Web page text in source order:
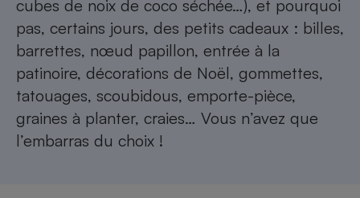
cubes de noix de coco séchée…), et pourquoi
pas, certains jours, des petits cadeaux : billes,
barrettes, nœud papillon, entrée à la
patinoire, décorations de Noël, gommettes,
tatouages, scoubidous, emporte-pièce,
graines à planter, craies… Vous n’avez que
l’embarras du choix !